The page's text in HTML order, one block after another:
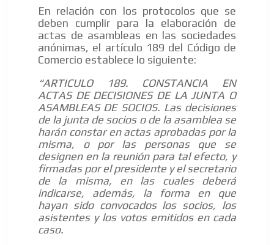
En relación con los protocolos que se
deben cumplir para la elaboración de
actas de asambleas en las sociedades
anónimas, el artículo 189 del Código de
Comercio establece lo siguiente:
“ARTICULO 189. CONSTANCIA EN
ACTAS DE DECISIONES DE LA JUNTA O
ASAMBLEAS DE SOCIOS. Las decisiones
de la junta de socios o de la asamblea se
harán constar en actas aprobadas por la
misma, o por las personas que se
designen en la reunión para tal efecto, y
firmadas por el presidente y el secretario
de la misma, en las cuales deberá
indicarse, además, la forma en que
hayan sido convocados los socios, los
asistentes y los votos emitidos en cada
caso.